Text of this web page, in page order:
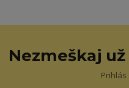
Nezmeškaj